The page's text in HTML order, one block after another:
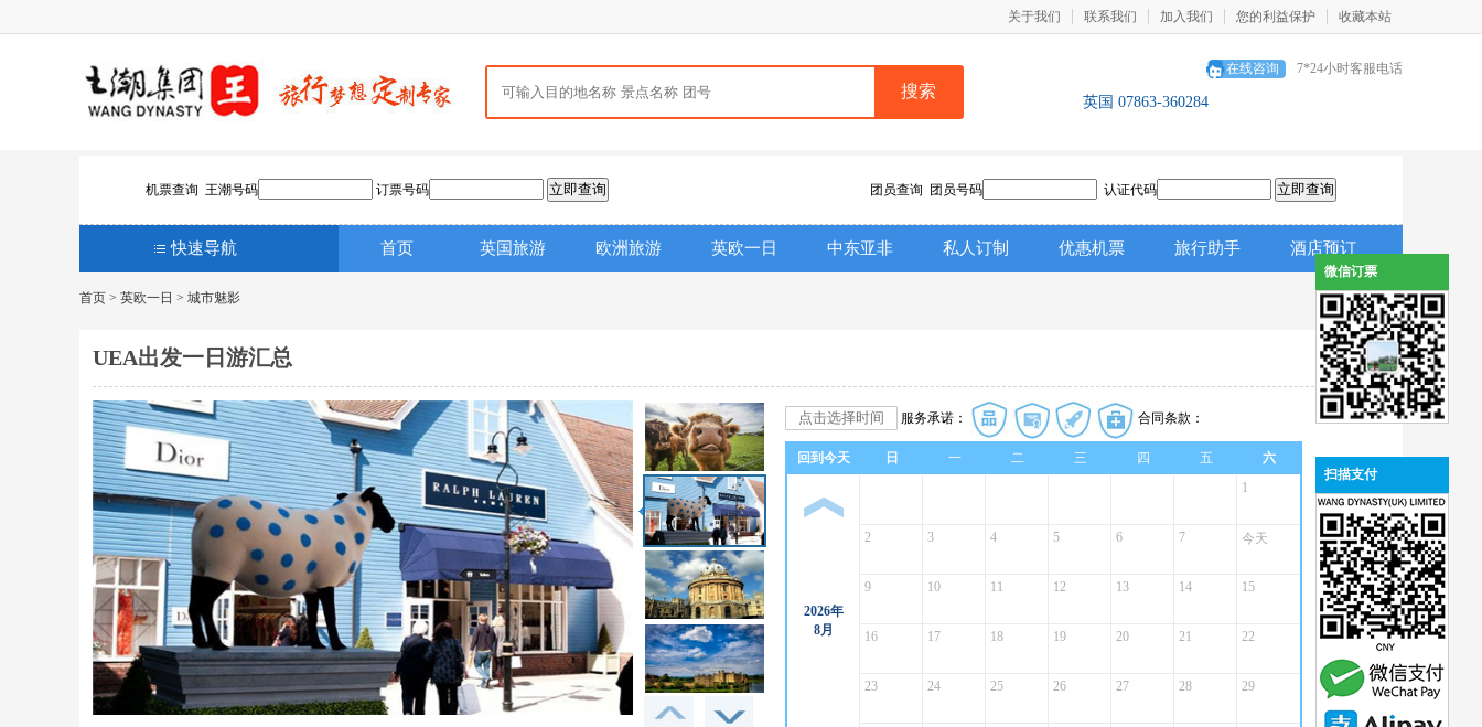
关于我们 联系我们 加入我们 您的利益保护 收藏本站
搜索
在线咨询 7*24小时客服电话
英国 07863-360284
机票查询 王潮号码 订票号码 团员查询 团员号码 认证代码
快速导航 首页 英国旅游 欧洲旅游 英欧一日 中东亚非 私人订制 优惠机票 旅行助手 酒店预订
首页 > 英欧一日 > 城市魅影
UEA出发一日游汇总
服务承诺： 合同条款：
微信订票
扫描支付
六
五
四
三
二
一
日
回到今天
2026年
8月
1
2 3 4 5 6 7 今天
9 10 11 12 13 14 15
16 17 18 19 20 21 22
23 24 25 26 27 28 29